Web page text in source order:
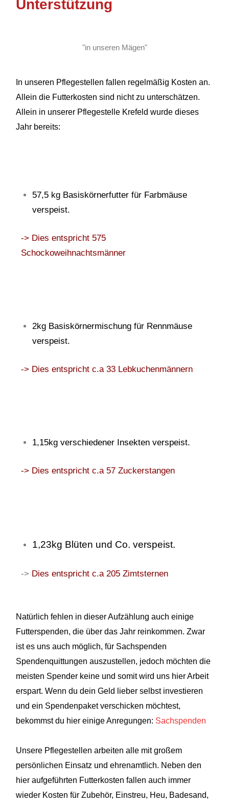
Unterstützung
"in unseren Mägen"
In unseren Pflegestellen fallen regelmäßig Kosten an.
Allein die Futterkosten sind nicht zu unterschätzen.
Allein in unserer Pflegestelle Krefeld wurde dieses
Jahr bereits:
57,5 kg Basiskörnerfutter für Farbmäuse
verspeist.
-> Dies entspricht 575
Schockoweihnachtsmänner
2kg Basiskörnermischung für Rennmäuse
verspeist.
-> Dies entspricht c.a 33 Lebkuchenmännern
1,15kg verschiedener Insekten verspeist.
-> Dies entspricht c.a 57 Zuckerstangen
1,23kg Blüten und Co. verspeist.
-> Dies entspricht c.a 205 Zimtsternen
Natürlich fehlen in dieser Aufzählung auch einige
Futterspenden, die über das Jahr reinkommen. Zwar
ist es uns auch möglich, für Sachspenden
Spendenquittungen auszustellen, jedoch möchten die
meisten Spender keine und somit wird uns hier Arbeit
erspart. Wenn du dein Geld lieber selbst investieren
und ein Spendenpaket verschicken möchtest,
bekommst du hier einige Anregungen: Sachspenden
Unsere Pflegestellen arbeiten alle mit großem
persönlichen Einsatz und ehrenamtlich. Neben den
hier aufgeführten Futterkosten fallen auch immer
wieder Kosten für Zubehör, Einstreu, Heu, Badesand,